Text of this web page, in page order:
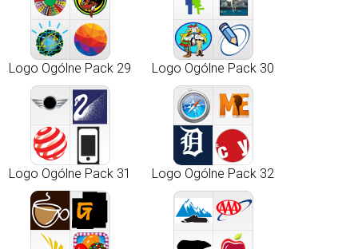
Logo Ogólne Pack 29 Logo Ogólne Pack 30
Logo Ogólne Pack 31 Logo Ogólne Pack 32